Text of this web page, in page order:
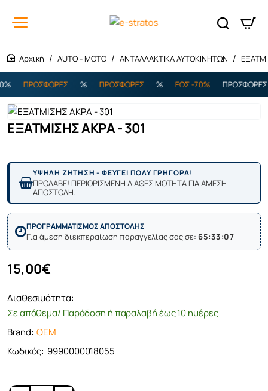
AUTO - MOTO ΑΝΤΑΛΛΑΚΤΙΚΑ ΑΥΤΟΚΙΝΗΤΩΝ
ΠΡΟΣΦΟΡΕΣ ΠΡΟΣΦΟΡΕΣ ΕΩΣ -70% ΠΡΟΣΦΟΡΕΣ
ΕΞΑΤΜΙΣΗΣ ΑΚΡΑ - 301
ΥΨΗΛΗ ΖΗΤΗΣΗ - ΦΕΥΓΕΙ ΠΟΛΥ ΓΡΗΓΟΡΑ!
ΠΡΟΛΑΒΕ! ΠΕΡΙΟΡΙΣΜΕΝΗ ΔΙΑΘΕΣΙΜΟΤΗΤΑ ΓΙΑ ΑΜΕΣΗ
ΑΠΟΣΤΟΛΗ.
ΠΡΟΓΡΑΜΜΑΤΙΣΜΟΣ ΑΠΟΣΤΟΛΗΣ
Για άμεση διεκπεραίωση παραγγελίας σας σε: 65:33:07
Διαθεσιμότητα:
Σε απόθεμα/ Παράδοση ή παραλαβή έως 10 ημέρες
Brand: OEM
Κωδικός: 9990000018055
15,00€